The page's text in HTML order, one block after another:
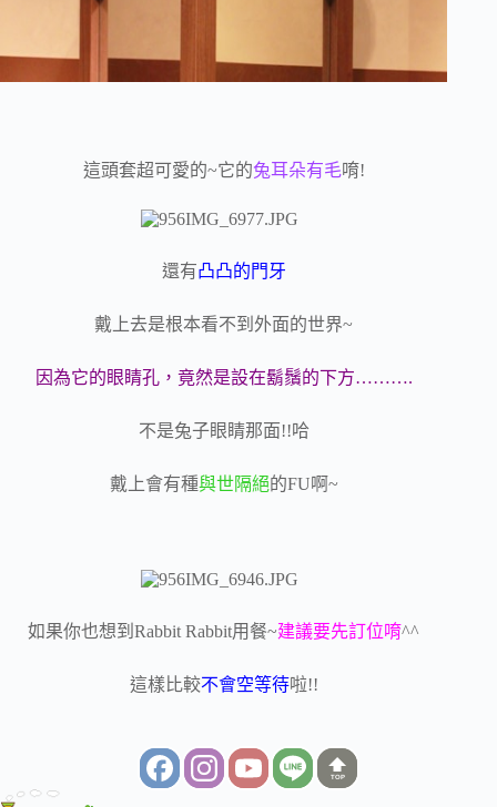
這頭套超可愛的~它的兔耳朵有毛唷!
還有凸凸的門牙
戴上去是根本看不到外面的世界~
因為它的眼睛孔，竟然是設在鬍鬚的下方……….
不是兔子眼睛那面!!哈
戴上會有種與世隔絕的FU啊~
如果你也想到Rabbit Rabbit用餐~建議要先訂位唷^^
這樣比較不會空等待啦!!
TOP